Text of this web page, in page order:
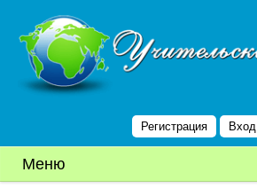
Регистрация Вход
Меню